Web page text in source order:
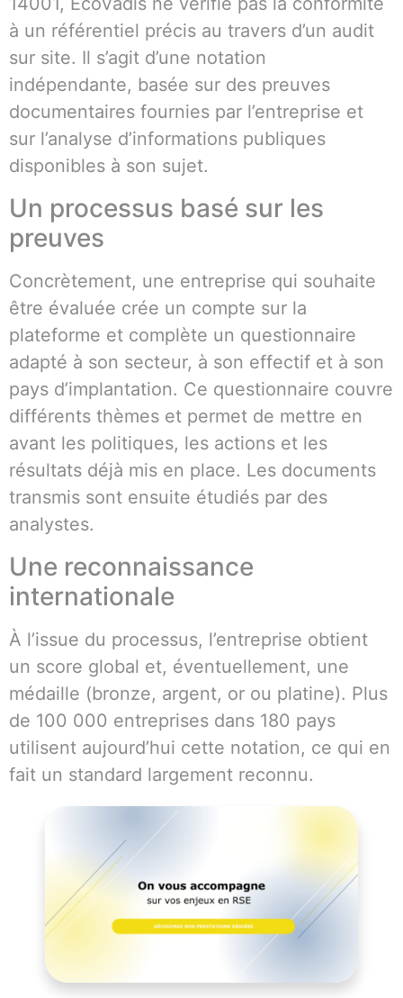
à un référentiel précis au travers d’un audit
sur site. Il s’agit d’une notation
indépendante, basée sur des preuves
documentaires fournies par l’entreprise et
sur l’analyse d’informations publiques
disponibles à son sujet.
Un processus basé sur les
preuves
Concrètement, une entreprise qui souhaite
être évaluée crée un compte sur la
plateforme et complète un questionnaire
adapté à son secteur, à son effectif et à son
pays d’implantation. Ce questionnaire couvre
différents thèmes et permet de mettre en
avant les politiques, les actions et les
résultats déjà mis en place. Les documents
transmis sont ensuite étudiés par des
analystes.
Une reconnaissance
internationale
À l’issue du processus, l’entreprise obtient
un score global et, éventuellement, une
médaille (bronze, argent, or ou platine). Plus
de 100 000 entreprises dans 180 pays
utilisent aujourd’hui cette notation, ce qui en
fait un standard largement reconnu.